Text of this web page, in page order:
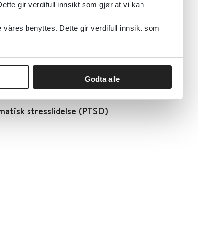
gir verdifull innsikt som gjør at vi kan
benyttes. Dette gir verdifull innsikt som
Godta alle
mot vold
stresslidelse (PTSD)